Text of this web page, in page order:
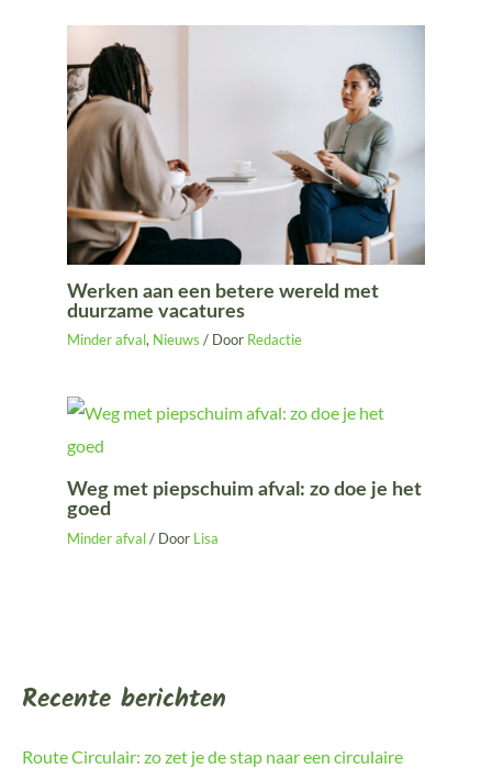
Werken aan een betere wereld met
duurzame vacatures
Minder afval, Nieuws / Door Redactie
Weg met piepschuim afval: zo doe je het
goed
Minder afval/ Door Lisa
Recente berichten
Route Circulair: zo zet je de stap naar een circulaire